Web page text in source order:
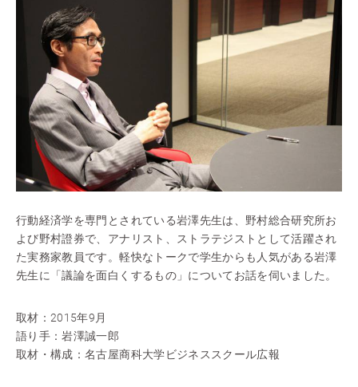
行動経済学を専門とされている岩澤先生は、野村総合研究所お
よび野村證券で、アナリスト、ストラテジストとして活躍され
た実務家教員です。軽快なトークで学生からも人気がある岩澤
先生に「議論を面白くするもの」についてお話を伺いました。
取材：2015年9月
語り手：岩澤誠一郎
取材・構成：名古屋商科大学ビジネススクール広報